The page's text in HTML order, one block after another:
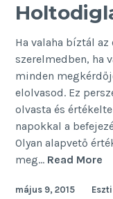
Ha valaha bíztál
szerelmedben, ha
minden
elolvasod. Ez
olvasta és
napokkal a
Olyan alapvető
meg… Read More
május 9, 2015 Eszti